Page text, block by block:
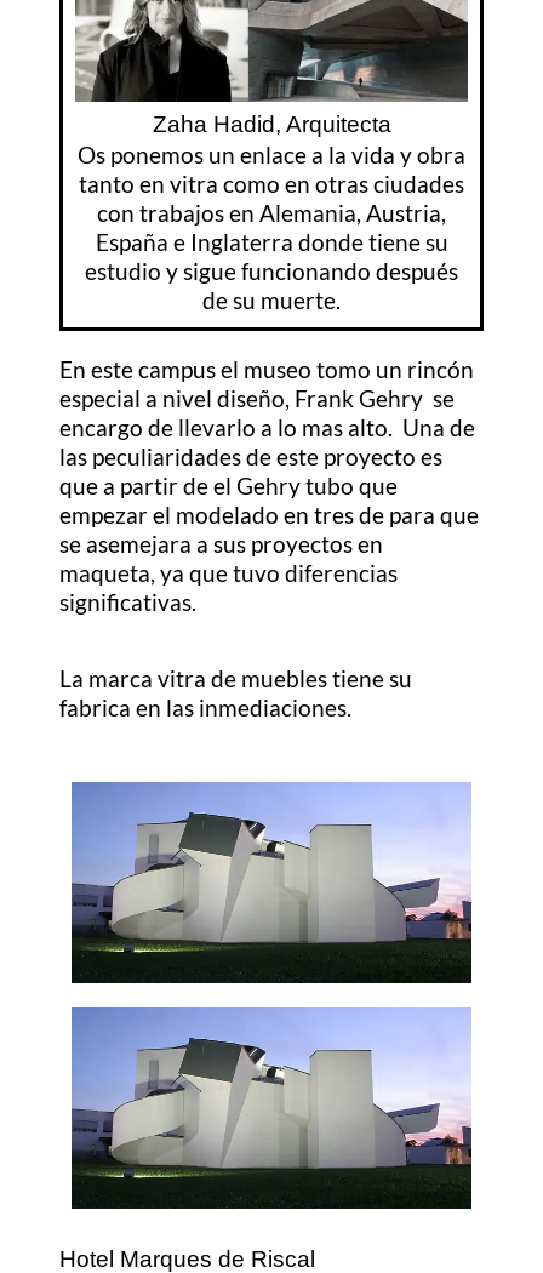
Zaha Hadid, Arquitecta
Os ponemos un enlace a la vida y obra
tanto en vitra como en otras ciudades
con trabajos en Alemania, Austria,
España e Inglaterra donde tiene su
estudio y sigue funcionando después
de su muerte.
En este campus el museo tomo un rincón
especial a nivel diseño, Frank Gehry se
encargo de llevarlo a lo mas alto. Una de
las peculiaridades de este proyecto es
que a partir de el Gehry tubo que
empezar el modelado en tres de para que
se asemejara a sus proyectos en
maqueta, ya que tuvo diferencias
significativas.
La marca vitra de muebles tiene su
fabrica en las inmediaciones.
Hotel Marques de Riscal